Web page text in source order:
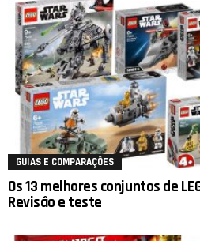
GUIAS E COMPARAÇÕES
Os 13 melhores conjuntos de
Revisão e teste